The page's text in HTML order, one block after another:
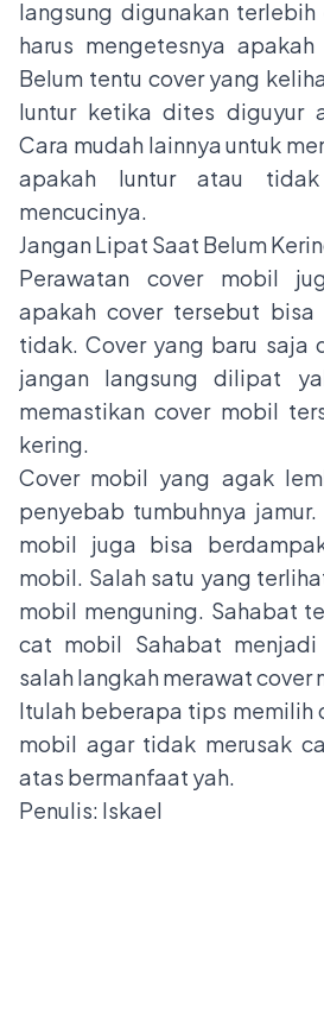
langsung digunakan
harus mengetesnya
Belum tentu cover yang
luntur ketika dites diguyur
Cara mudah lainnya untuk
apakah luntur atau
mencucinya.
Jangan Lipat Saat Belum
Perawatan cover mobil
apakah cover tersebut
tidak. Cover yang baru saja
jangan langsung dilipat
memastikan cover mobil
kering.
Cover mobil yang agak
penyebab tumbuhnya
mobil juga bisa
mobil. Salah satu yang
mobil menguning. Sahabat
cat mobil Sahabat menjadi
salah langkah merawat cover
Itulah beberapa tips memilih
mobil agar tidak merusak
atas bermanfaat yah.
Penulis: Iskael